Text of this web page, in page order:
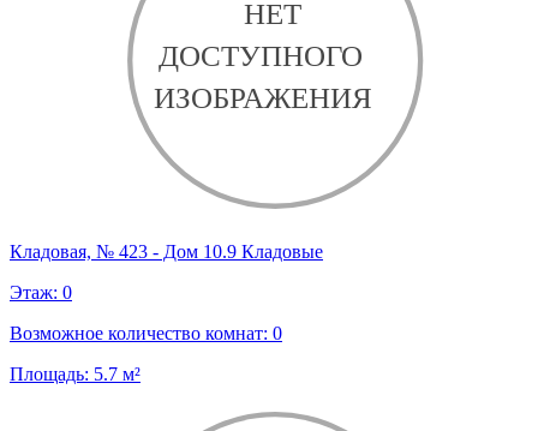
Кладовая, № 423 - Дом 10.9 Кладовые
Этаж: 0
Возможное количество комнат: 0
Площадь: 5.7 м²